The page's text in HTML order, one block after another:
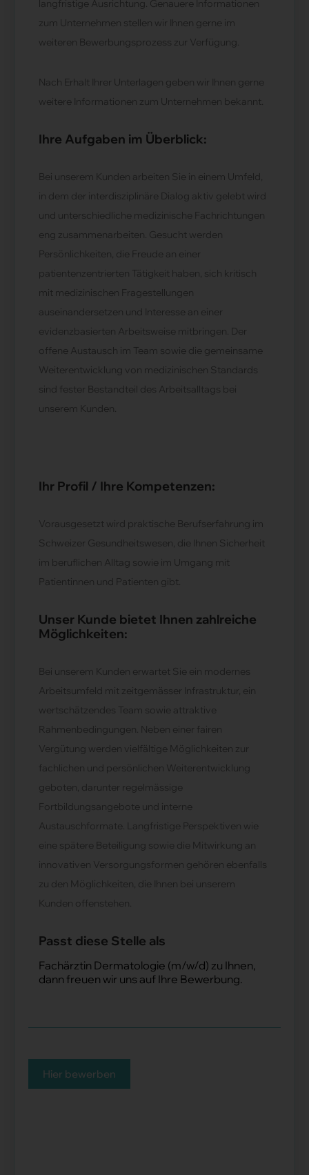
langfristige Ausrichtung. Genauere Informationen
zum Unternehmen stellen wir Ihnen gerne im
weiteren Bewerbungsprozess zur Verfügung.
Nach Erhalt Ihrer Unterlagen geben wir Ihnen gerne
weitere Informationen zum Unternehmen bekannt.
Ihre Aufgaben im Überblick:
Bei unserem Kunden arbeiten Sie in einem Umfeld,
in dem der interdisziplinäre Dialog aktiv gelebt wird
und unterschiedliche medizinische Fachrichtungen
eng zusammenarbeiten. Gesucht werden
Persönlichkeiten, die Freude an einer
patientenzentrierten Tätigkeit haben, sich kritisch
mit medizinischen Fragestellungen
auseinandersetzen und Interesse an einer
evidenzbasierten Arbeitsweise mitbringen. Der
offene Austausch im Team sowie die gemeinsame
Weiterentwicklung von medizinischen Standards
sind fester Bestandteil des Arbeitsalltags bei
unserem Kunden.
Ihr Profil / Ihre Kompetenzen:
Vorausgesetzt wird praktische Berufserfahrung im
Schweizer Gesundheitswesen, die Ihnen Sicherheit
im beruflichen Alltag sowie im Umgang mit
Patientinnen und Patienten gibt.
Unser Kunde bietet Ihnen zahlreiche
Möglichkeiten:
Bei unserem Kunden erwartet Sie ein modernes
Arbeitsumfeld mit zeitgemässer Infrastruktur, ein
wertschätzendes Team sowie attraktive
Rahmenbedingungen. Neben einer fairen
Vergütung werden vielfältige Möglichkeiten zur
fachlichen und persönlichen Weiterentwicklung
geboten, darunter regelmässige
Fortbildungsangebote und interne
Austauschformate. Langfristige Perspektiven wie
eine spätere Beteiligung sowie die Mitwirkung an
innovativen Versorgungsformen gehören ebenfalls
zu den Möglichkeiten, die Ihnen bei unserem
Kunden offenstehen.
Passt diese Stelle als
Fachärztin Dermatologie (m/w/d) zu Ihnen,
dann freuen wir uns auf Ihre Bewerbung.
Hier bewerben